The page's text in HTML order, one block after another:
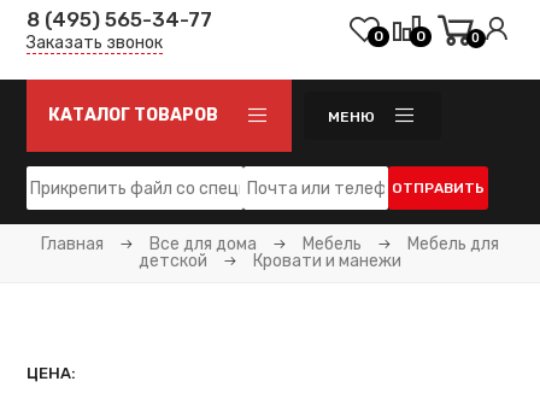
8 (495) 565-34-77
Заказать звонок 0 0 0
КАТАЛОГ ТОВАРОВ МЕНЮ
ОТПРАВИТЬ
Главная Все для дома Мебель
Мебель для
детской
Кровати и манежи
ЦЕНА: